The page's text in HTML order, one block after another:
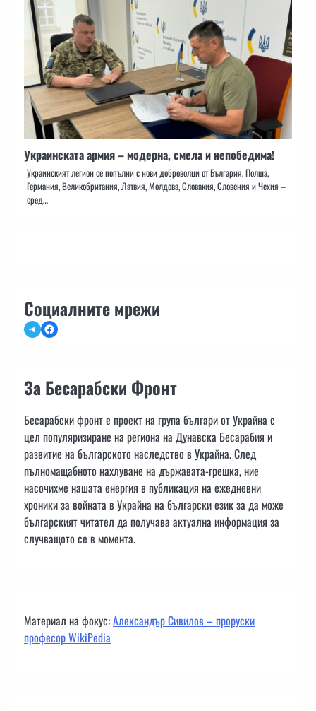
Украинската армия – модерна, смела и непобедима!
Украинският легион се попълни с нови доброволци от България, Полша,
Германия, Великобритания, Латвия, Молдова, Словакия, Словения и Чехия –
сред…
Социалните мрежи
TelegramFacebook
За Бесарабски Фронт
Бесарабски фронт е проект на група българи от Украйна с
цел популяризиране на региона на Дунавска Бесарабия и
развитие на българското наследство в Украйна. След
пълномащабното нахлуване на държавата-грешка, ние
насочихме нашата енергия в публикация на ежедневни
хроники за войната в Украйна на български език за да може
българският читател да получава актуална информация за
случващото се в момента.
Материал на фокус:Александър Сивилов – проруски
професор WikiPedia